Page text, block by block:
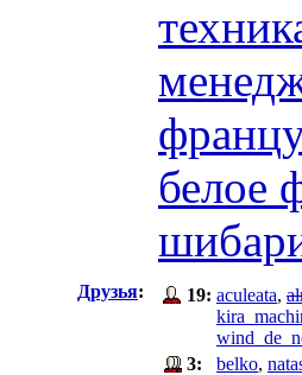
белое
Друзья: 19: aculeata,
3:
belko,